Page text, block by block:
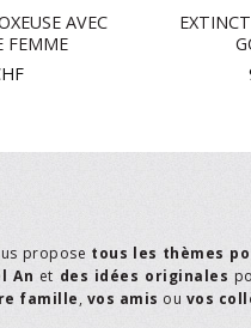
AVEC
FEMME
propose tous les thèmes
An et des idées originales
famille, vos amis ou vos